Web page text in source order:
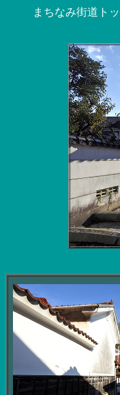
まちなみ街道ト